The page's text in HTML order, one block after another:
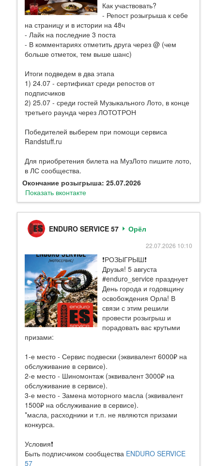
Как участвовать?
- Репост розыгрыша к себе
на страницу и в истории на 48ч
- Лайк на последние 3 поста
- В комментариях отметить друга через @ (чем
больше отметок, тем выше шанс)
Итоги подведем в два этапа
1) 24.07 - сертификат среди репостов от
подписчиков
2) 25.07 - среди гостей Музыкального Лото, в конце
третьего раунда через ЛОТОТРОН
Победителей выберем при помощи сервиса
Randstuff.ru
Для приобретения билета на МузЛото пишите лото,
в ЛС сообщества.
Окончание розыгрыша: 25.07.2026
Показать вконтакте
ENDURO SERVICE 57 Орёл
22.07.2026 10:10
❗️РОЗЫГРЫШ❗️
Друзья! 5 августа
#enduro_service празднует
День города и годовщину
освобождения Орла! В
связи с этим решили
провести розыгрыш и
порадовать вас крутыми
призами:
1-е место - Сервис подвески (эквивалент 6000₽ на
обслуживание в сервисе).
2-е место - Шиномонтаж (эквивалент 3000₽ на
обслуживание в сервисе).
3-е место - Замена моторного масла (эквивалент
1500₽ на обслуживание в сервисе).
*масла, расходники и т.п. не являются призами
конкурса.
Условия❗️
Быть подписчиком сообщества ENDURO SERVICE
57